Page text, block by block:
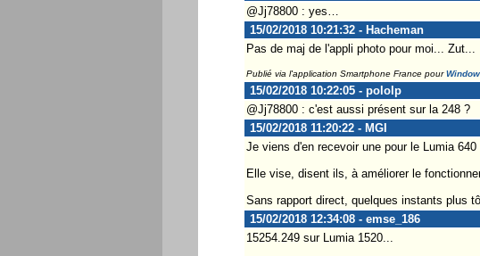
@Jj78800 : yes…
15/02/2018 10:21:32 - Hacheman
Pas de maj de l'appli photo pour moi... Zut...
Publié via l'application Smartphone France pour
15/02/2018 10:22:05 - pololp
@Jj78800 : c'est aussi présent sur la 248 ?
15/02/2018 11:20:22 - MGI
Je viens d'en recevoir une pour le Lumia
Elle vise, disent ils, à améliorer le
Sans rapport direct, quelques instants plus
15/02/2018 12:34:08 - emse_186
15254.249 sur Lumia 1520...